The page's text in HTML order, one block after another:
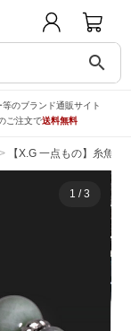
search
のブランド通販サイト
ご注文で送料無料
【X.G 一点もの】糸魚
1 /3